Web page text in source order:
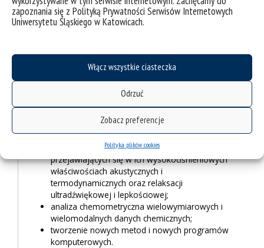
zapoznania się z Polityką Prywatności Serwisów Internetowych
Uniwersytetu Śląskiego w Katowicach.
Włącz wszystkie ciasteczka
Odrzuć
Zobacz preferencje
Polityka plików cookies
katalizie, przemyśle spożywczym,
optoelektronice, organicznej elektronice,
fotowoltaice, jako materiałów
badania nad nowymi nanokompozytami i
chemicznymi modyfikacjami grafenu oraz ich
analizie nieorganicznej oraz ochronie
wysokiej aktywności przeciwnowotworowej;
badanie subtelnych efektów wpływu struktury
cieczy molekularnych oraz cieczy jonowych
przejawiających się w ich wysokociśnieniowych
właściwościach akustycznych i
termodynamicznych oraz relaksacji
ultradźwiękowej i lepkościowej;
analiza chemometryczna wielowymiarowych i
wielomodalnych danych chemicznych;
tworzenie nowych metod i nowych programów
komputerowych.